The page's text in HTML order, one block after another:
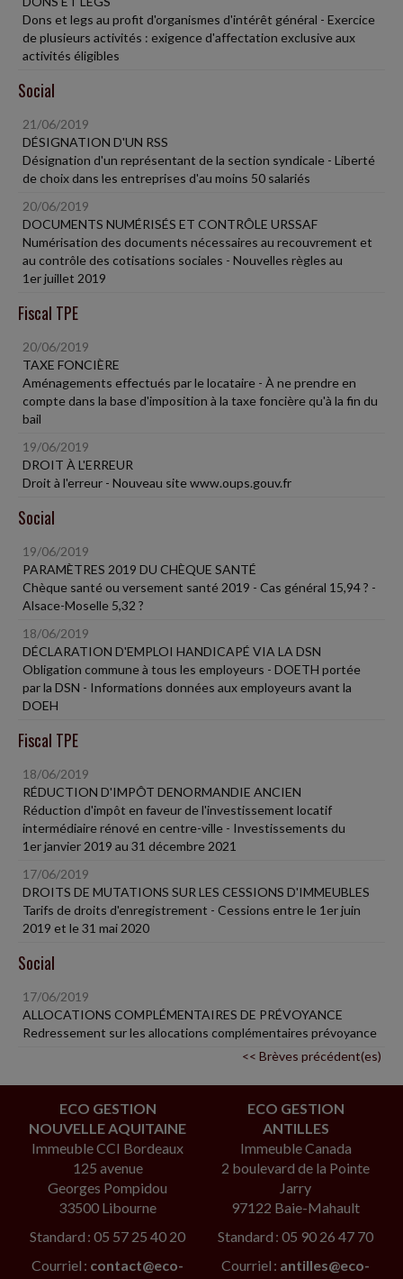
Dons et legs au profit d'organismes d'intérêt général - Exercice
de plusieurs activités : exigence d'affectation exclusive aux
activités éligibles
Social
21/06/2019
DÉSIGNATION D'UN RSS
Désignation d'un représentant de la section syndicale - Liberté
de choix dans les entreprises d'au moins 50 salariés
20/06/2019
DOCUMENTS NUMÉRISÉS ET CONTRÔLE URSSAF
Numérisation des documents nécessaires au recouvrement et
au contrôle des cotisations sociales - Nouvelles règles au
1er juillet 2019
Fiscal TPE
20/06/2019
TAXE FONCIÈRE
Aménagements effectués par le locataire - À ne prendre en
compte dans la base d'imposition à la taxe foncière qu'à la fin du
bail
19/06/2019
DROIT À L'ERREUR
Droit à l'erreur - Nouveau site www.oups.gouv.fr
Social
19/06/2019
PARAMÈTRES 2019 DU CHÈQUE SANTÉ
Chèque santé ou versement santé 2019 - Cas général 15,94 ? -
Alsace-Moselle 5,32 ?
18/06/2019
DÉCLARATION D'EMPLOI HANDICAPÉ VIA LA DSN
Obligation commune à tous les employeurs - DOETH portée
par la DSN - Informations données aux employeurs avant la
DOEH
Fiscal TPE
18/06/2019
RÉDUCTION D'IMPÔT DENORMANDIE ANCIEN
Réduction d'impôt en faveur de l'investissement locatif
intermédiaire rénové en centre-ville - Investissements du
1er janvier 2019 au 31 décembre 2021
17/06/2019
DROITS DE MUTATIONS SUR LES CESSIONS D'IMMEUBLES
Tarifs de droits d'enregistrement - Cessions entre le 1er juin
2019 et le 31 mai 2020
Social
17/06/2019
ALLOCATIONS COMPLÉMENTAIRES DE PRÉVOYANCE
Redressement sur les allocations complémentaires prévoyance
<< Brèves précédent(es)
ECO GESTION
NOUVELLE AQUITAINE
Immeuble CCI Bordeaux
125 avenue
Georges Pompidou
33500 Libourne
Standard : 05 57 25 40 20
Courriel : contact@eco-
ECO GESTION
ANTILLES
Immeuble Canada
2 boulevard de la Pointe
Jarry
97122 Baie-Mahault
Standard : 05 90 26 47 70
Courriel : antilles@eco-